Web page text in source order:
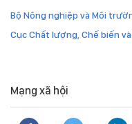
Bộ Nông nghiệp và Môi
Cục Chất lượng, Chế biến
Mạng xã hội